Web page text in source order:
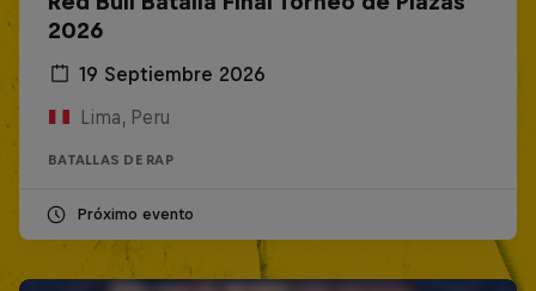
2026
19 Septiembre 2026
Lima, Peru
BATALLAS DE RAP
Próximo evento